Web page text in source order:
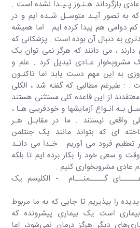
بازگرداند هـنـوز پـیـدا نشده است .
به تصور آیـد متوسـل شـده ایم و در
دوامی هم پیدا کرده ایم . اما همیشه
به دنبال آن بوده است . پزشکانی که
دارند ، می دانند که هرگز نمی توان یک
مشروبخوار عـادی تبدیل کرد . علم و
به این مهم دست یابد اما تاکنـون
. : علیرغم مطالبی که گفته شد ، الکلی
از این قاعده کلی مستثنی هستند
بـه انـواع آزمایشها و خودفریبی هـا ،
واقعی نیستند . ما در مقابـل هـر
ای که بتواند مانند یک جنتلمن
تعظیم فرود می آوریم . خـدا می دانـد
و سعی خود را بکار برده ایم تا بلکه
عادی مشروبخواری کنیم .
گـــــمنـــام - الکلیسم یک
را بپذیریم تا جایی که به ما مربوط
است یک بیماری پیشرونده که
دیگر هرگز درمان نمی‌شود، اما